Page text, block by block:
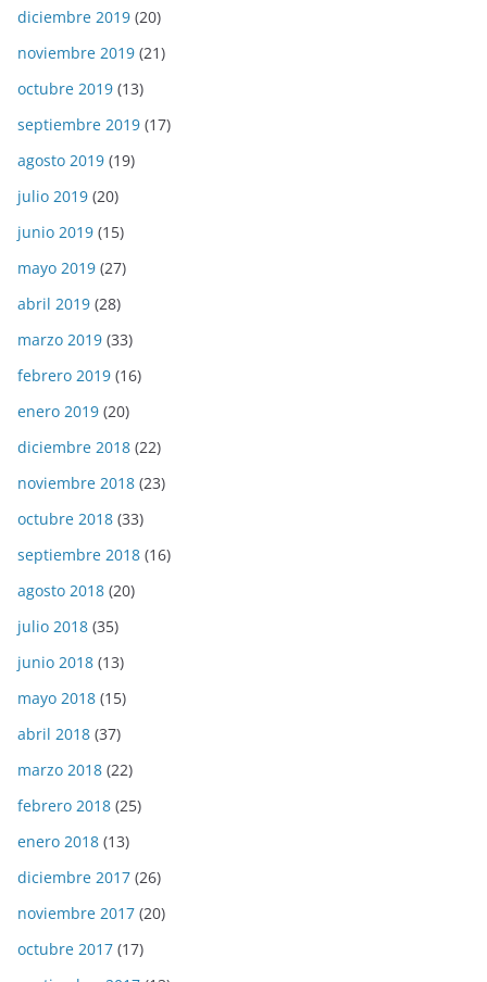
diciembre 2019 (20)
noviembre 2019 (21)
octubre 2019 (13)
septiembre 2019 (17)
agosto 2019 (19)
julio 2019 (20)
junio 2019 (15)
mayo 2019 (27)
abril 2019 (28)
marzo 2019 (33)
febrero 2019 (16)
enero 2019 (20)
diciembre 2018 (22)
noviembre 2018 (23)
octubre 2018 (33)
septiembre 2018 (16)
agosto 2018 (20)
julio 2018 (35)
junio 2018 (13)
mayo 2018 (15)
abril 2018 (37)
marzo 2018 (22)
febrero 2018 (25)
enero 2018 (13)
diciembre 2017 (26)
noviembre 2017 (20)
octubre 2017 (17)